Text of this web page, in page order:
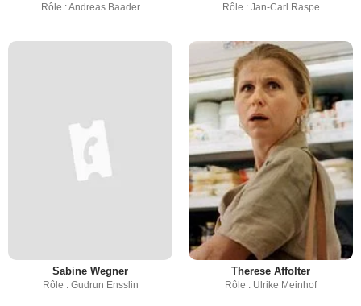
Rôle : Andreas Baader Rôle : Jan-Carl Raspe
Sabine Wegner
Rôle : Gudrun Ensslin
Therese Affolter
Rôle : Ulrike Meinhof